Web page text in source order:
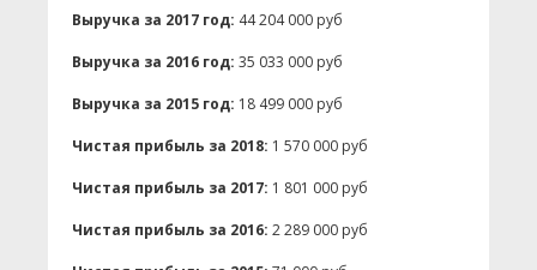
Выручка за 2017 год: 44 204 000 руб
Выручка за 2016 год: 35 033 000 руб
Выручка за 2015 год: 18 499 000 руб
Чистая прибыль за 2018: 1 570 000 руб
Чистая прибыль за 2017: 1 801 000 руб
Чистая прибыль за 2016: 2 289 000 руб